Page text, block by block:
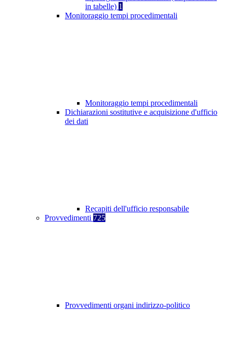
in tabelle) 1
Monitoraggio tempi procedimentali
Monitoraggio tempi procedimentali
Dichiarazioni sostitutive e acquisizione d'ufficio
dei dati
Recapiti dell'ufficio responsabile
Provvedimenti 725
Provvedimenti organi indirizzo-politico